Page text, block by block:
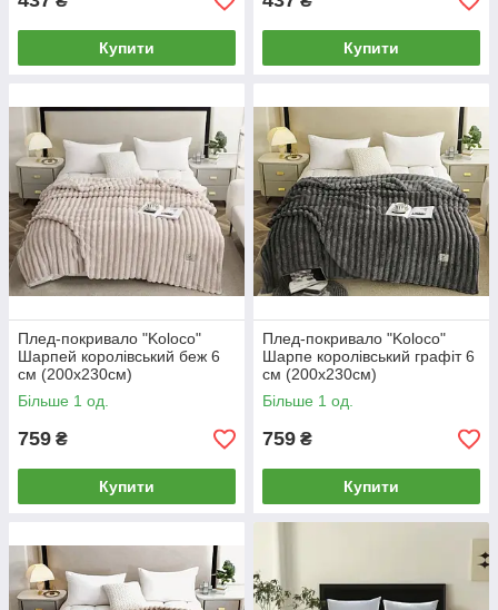
Купити Купити
Плед-покривало "Koloco"
Шарпей королівський беж 6
см (200x230cм)
Більше 1 од.
759 ₴
Купити
Плед-покривало "Koloco"
Шарпе королівський графіт 6
см (200x230cм)
Більше 1 од.
759 ₴
Купити